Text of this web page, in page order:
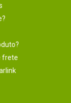
frete